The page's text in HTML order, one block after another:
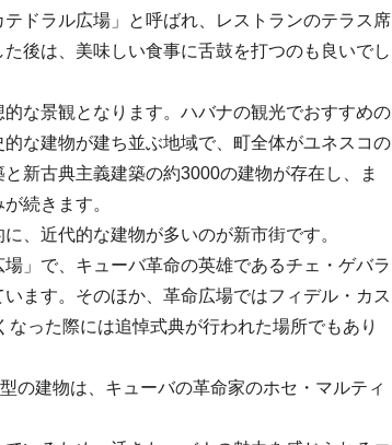
ドラル広場」と呼ばれ、レストランのテラス席
後は、美味しい食事に舌鼓を打つのも良いでし
な景観となります。ハバナの観光でおすすめの
な建物が建ち並ぶ地域で、町全体がユネスコの
新古典主義建築の約3000の建物が存在し、ま
続きます。
、近代的な建物が多いのが新市街です。
」で、キューバ革命の英雄であるチェ・ゲバラ
ます。そのほか、革命広場ではフィデル・カス
った際には追悼式典が行われた場所でもあり
の建物は、キューバの革命家のホセ・マルティ